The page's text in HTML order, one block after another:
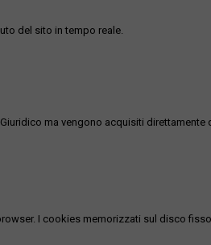
del sito in tempo reale.
ma vengono acquisiti
I cookies memorizzati sul disco